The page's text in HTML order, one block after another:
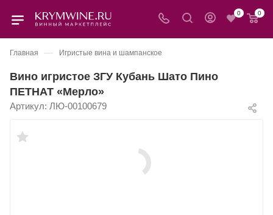
0 0
Главная — Игристые вина и шампанское
Вино игристое ЗГУ Кубань Шато Пино
ПЕТНАТ «Мерло»
Артикул: ЛЮ-00100679